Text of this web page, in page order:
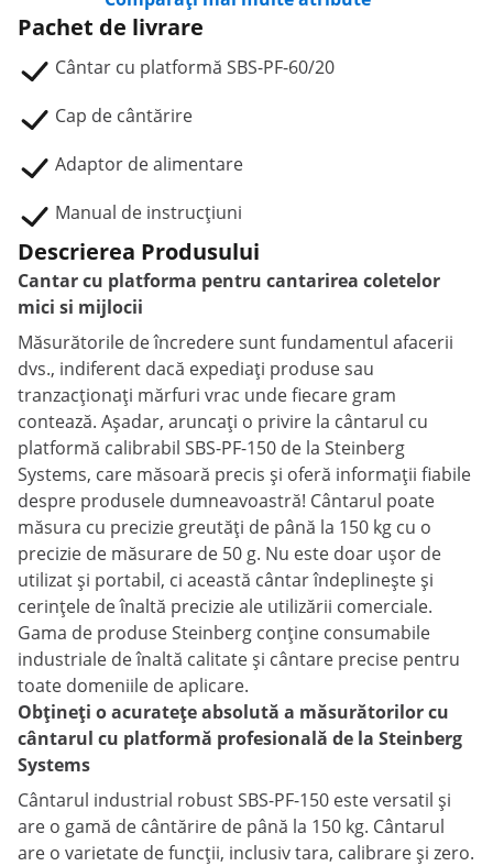
Pachet de livrare
Cântar cu platformă SBS-PF-60/20
Cap de cântărire
Adaptor de alimentare
Manual de instrucțiuni
Descrierea Produsului
Cantar cu platforma pentru cantarirea coletelor
mici si mijlocii
Măsurătorile de încredere sunt fundamentul afacerii
dvs., indiferent dacă expediați produse sau
tranzacționați mărfuri vrac unde fiecare gram
contează. Așadar, aruncați o privire la cântarul cu
platformă calibrabil SBS-PF-150 de la Steinberg
Systems, care măsoară precis și oferă informații fiabile
despre produsele dumneavoastră! Cântarul poate
măsura cu precizie greutăți de până la 150 kg cu o
precizie de măsurare de 50 g. Nu este doar ușor de
utilizat și portabil, ci această cântar îndeplinește și
cerințele de înaltă precizie ale utilizării comerciale.
Gama de produse Steinberg conține consumabile
industriale de înaltă calitate și cântare precise pentru
toate domeniile de aplicare.
Obțineți o acuratețe absolută a măsurătorilor cu
cântarul cu platformă profesională de la Steinberg
Systems
Cântarul industrial robust SBS-PF-150 este versatil și
are o gamă de cântărire de până la 150 kg. Cântarul
are o varietate de funcții, inclusiv tara, calibrare și zero.